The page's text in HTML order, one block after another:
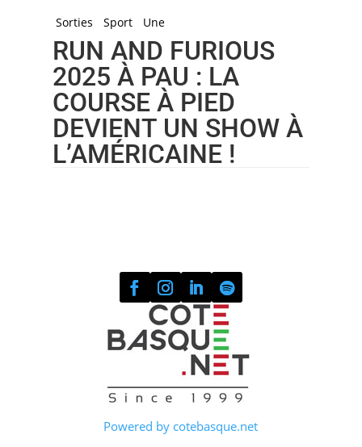
Sorties Sport Une
RUN AND FURIOUS
2025 À PAU : LA
COURSE À PIED
DEVIENT UN SHOW À
L’AMÉRICAINE !
Powered by cotebasque.net